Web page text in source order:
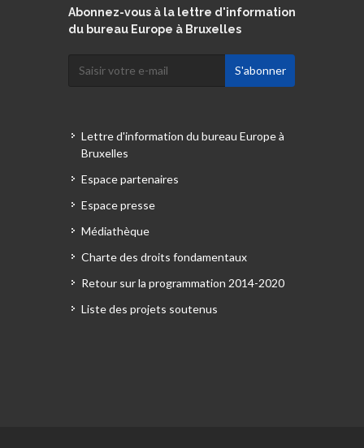
Abonnez-vous à la lettre d'information
du bureau Europe à Bruxelles
Lettre d'information du bureau Europe à
Bruxelles
Espace partenaires
Espace presse
Médiathèque
Charte des droits fondamentaux
Retour sur la programmation 2014-2020
Liste des projets soutenus